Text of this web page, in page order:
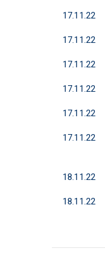
17.11.22
17.11.22
17.11.22
17.11.22
17.11.22
17.11.22
18.11.22
18.11.22